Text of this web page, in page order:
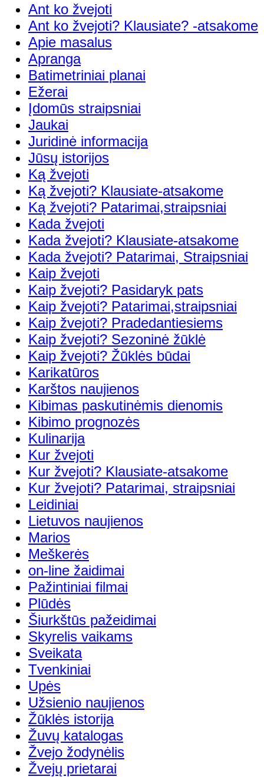
Ant ko žvejoti
Ant ko žvejoti? Klausiate? -atsakome
Apie masalus
Apranga
Batimetriniai planai
Ežerai
Įdomūs straipsniai
Jaukai
Juridinė informacija
Jūsų istorijos
Ką žvejoti
Ką žvejoti? Klausiate-atsakome
Ką žvejoti? Patarimai,straipsniai
Kada žvejoti
Kada žvejoti? Klausiate-atsakome
Kada žvejoti? Patarimai, Straipsniai
Kaip žvejoti
Kaip žvejoti? Pasidaryk pats
Kaip žvejoti? Patarimai,straipsniai
Kaip žvejoti? Pradedantiesiems
Kaip žvejoti? Sezoninė žūklė
Kaip žvejoti? Žūklės būdai
Karikatūros
Karštos naujienos
Kibimas paskutinėmis dienomis
Kibimo prognozės
Kulinarija
Kur žvejoti
Kur žvejoti? Klausiate-atsakome
Kur žvejoti? Patarimai, straipsniai
Leidiniai
Lietuvos naujienos
Marios
Meškerės
on-line žaidimai
Pažintiniai filmai
Plūdės
Šiurkštūs pažeidimai
Skyrelis vaikams
Sveikata
Tvenkiniai
Upės
Užsienio naujienos
Žūklės istorija
Žuvų katalogas
Žvejo žodynėlis
Žvejų prietarai